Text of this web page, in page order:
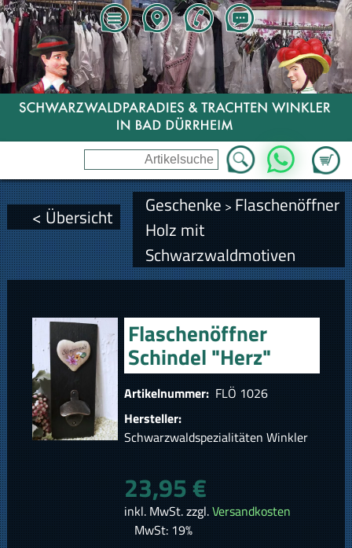
Zum
WhatsApp
< Übersicht Geschenke > Flaschenöffner
Holz mit
Schwarzwaldmotiven
Flaschenöffner
Schindel "Herz"
Artikelnummer: FLÖ 1026
Hersteller:
Schwarzwaldspezialitäten Winkler
23,95 €
inkl. MwSt. zzgl.Versandkosten
MwSt: 19%